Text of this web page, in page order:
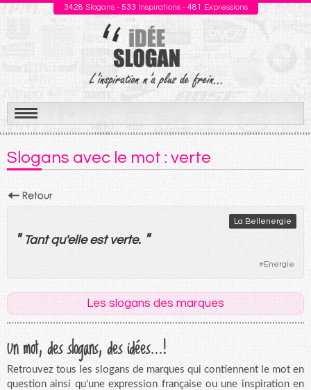
3428 Slogans - 533 Inspirations - 481 Expressions
Aller
au
contenu
Slogans avec le mot : verte
La Bellenergie
" Tantqu'elle est verte. "
#Energie
Les slogans des marques
Un mot, des slogans, des idées...!
Retrouvez tous les slogans de marques qui contiennent le mot en
question ainsi qu'une expression française ou une inspiration en